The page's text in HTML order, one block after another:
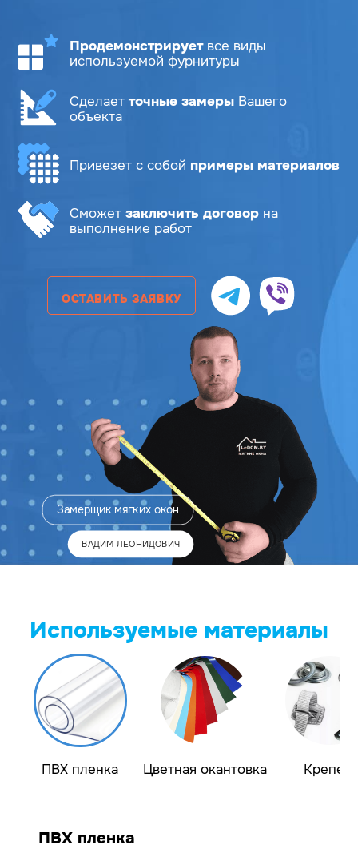
Продемонстрируетвсе виды
используемой фурнитуры
Сделаетточные замеры Вашего
объекта
Привезет с собой примеры материалов
Сможетзаключить договор на
выполнение работ
ОСТАВИТЬ ЗАЯВКУ
Замерщикмягких окон
ВАДИМ ЛЕОНИДОВИЧ
Используемые материалы
ПВХ пленка Цветная окантовка Крепеж
ПВХ пленка